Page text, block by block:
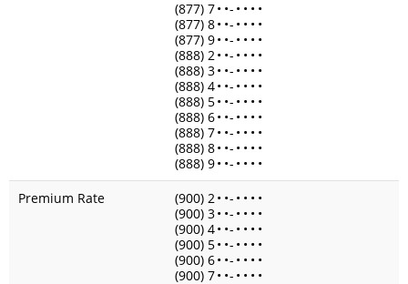
(877) 7• •- • • • •
(877) 8• •- • • • •
(877) 9• •- • • • •
(888) 2• •- • • • •
(888) 3• •- • • • •
(888) 4• •- • • • •
(888) 5• •- • • • •
(888) 6• •- • • • •
(888) 7• •- • • • •
(888) 8• •- • • • •
(888) 9• •- • • • •
Premium Rate
(900) 2• •- • • • •
(900) 3• •- • • • •
(900) 4• •- • • • •
(900) 5• •- • • • •
(900) 6• •- • • • •
(900) 7• •- • • • •